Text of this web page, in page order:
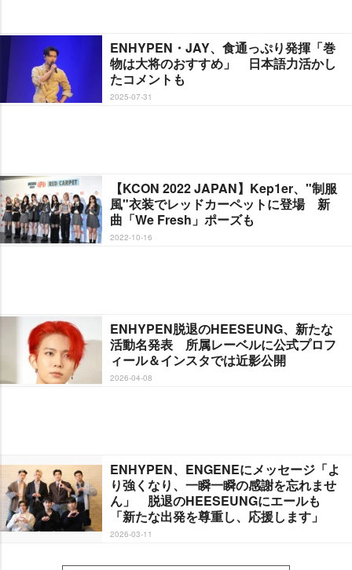
ENHYPEN・JAY、食通っぷり発揮「巻
物は大将のおすすめ」 日本語力活かし
たコメントも
2025-07-31
【KCON 2022 JAPAN】Kep1er、"制服
風"衣装でレッドカーペットに登場 新
曲「We Fresh」ポーズも
2022-10-16
ENHYPEN脱退のHEESEUNG、新たな
活動名発表 所属レーベルに公式プロフ
ィール＆インスタでは近影公開
2026-04-08
ENHYPEN、ENGENEにメッセージ「よ
り強くなり、一瞬一瞬の感謝を忘れませ
ん」 脱退のHEESEUNGにエールも
「新たな出発を尊重し、応援します」
2026-03-11